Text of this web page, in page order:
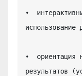
•
использование
•  ориентация
результатов